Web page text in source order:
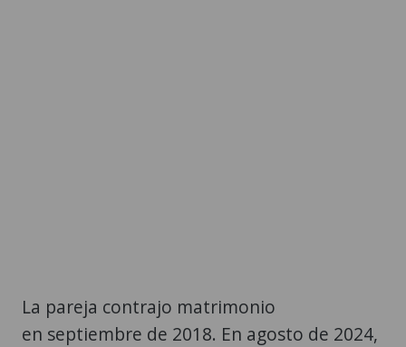
La pareja contrajo matrimonio
en septiembre de 2018. En agosto de 2024,